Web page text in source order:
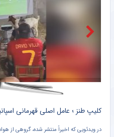
نبرد لالیگایی برای خرید ستاره
خبرورزشی تغییر سرمربی تیم ملی؟ فکر نکنم!
آدان به استقلال چقدر تخفیف
در ویدئویی که اخیراً منتشر شده، گروهی از